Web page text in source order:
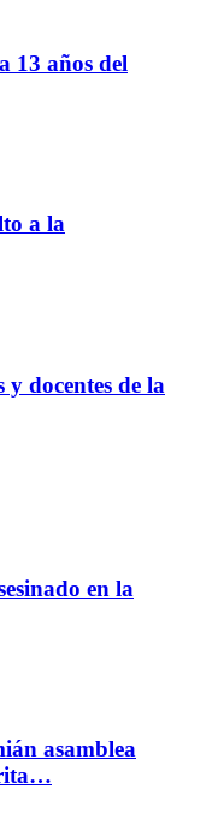
13 años del
a la
docentes de la
en la
asamblea